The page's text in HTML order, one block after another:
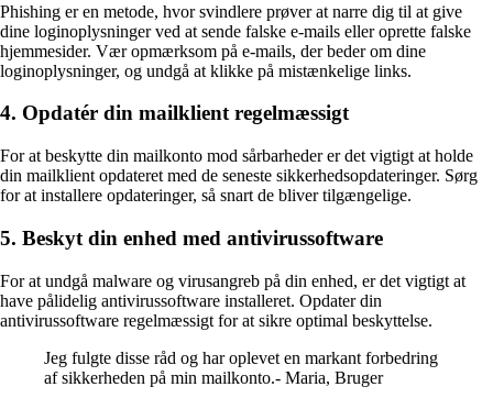
Phishing er en metode, hvor svindlere prøver at narre dig til at give
dine loginoplysninger ved at sende falske e-mails eller oprette falske
hjemmesider. Vær opmærksom på e-mails, der beder om dine
loginoplysninger, og undgå at klikke på mistænkelige links.
4. Opdatér din mailklient regelmæssigt
For at beskytte din mailkonto mod sårbarheder er det vigtigt at holde
din mailklient opdateret med de seneste sikkerhedsopdateringer. Sørg
for at installere opdateringer, så snart de bliver tilgængelige.
5. Beskyt din enhed med antivirussoftware
For at undgå malware og virusangreb på din enhed, er det vigtigt at
have pålidelig antivirussoftware installeret. Opdater din
antivirussoftware regelmæssigt for at sikre optimal beskyttelse.
Jeg fulgte disse råd og har oplevet en markant forbedring
af sikkerheden på min mailkonto.- Maria, Bruger